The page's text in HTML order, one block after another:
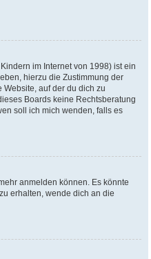
im Internet von 1998) ist ein
hierzu die Zustimmung der
auf der du dich zu
Boards keine Rechtsberatung
soll ich mich wenden, falls es
anmelden können. Es könnte
erhalten, wende dich an die